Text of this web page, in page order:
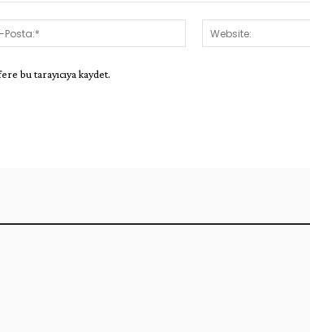
Posta:*
bu tarayıcıya kaydet.